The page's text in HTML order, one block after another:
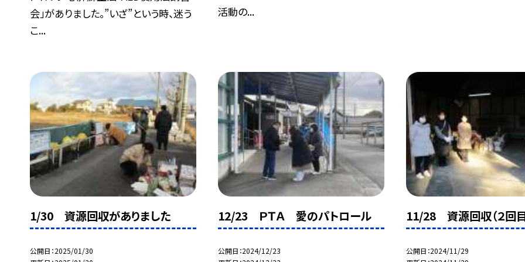
会」がありました。”いざ”という時、迷う
こ...
活動の...
1/30 資源回収がありました
公開日 2025/01/30
12/23 ＰＴＡ 愛のパトロール
公開日 2024/12/23
11/28 資源回収（２回目
公開日 2024/11/29